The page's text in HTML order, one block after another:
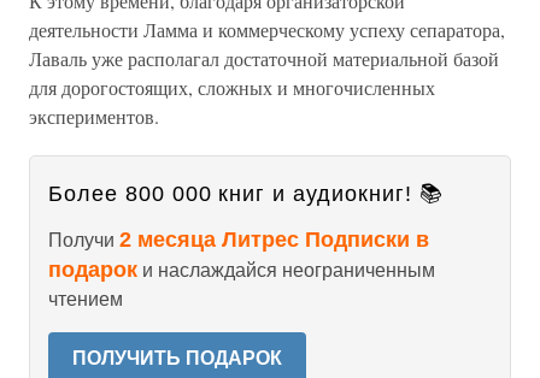
деятельности Ламма и коммерческому успеху сепаратора,
Лаваль уже располагал достаточной материальной базой
для дорогостоящих, сложных и многочисленных
экспериментов.
Более 800 000 книг и аудиокниг! 📚
Получи 2 месяца Литрес Подписки в
подарок и наслаждайся неограниченным
чтением
ПОЛУЧИТЬ ПОДАРОК